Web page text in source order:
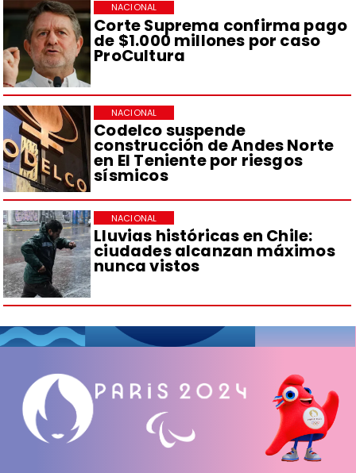
Corte Suprema confirma pago
de $1.000 millones por caso
ProCultura
NACIONAL
Codelco suspende
construcción de Andes Norte
en El Teniente por riesgos
sísmicos
NACIONAL
Lluvias históricas en Chile:
ciudades alcanzan máximos
nunca vistos
NACIONAL